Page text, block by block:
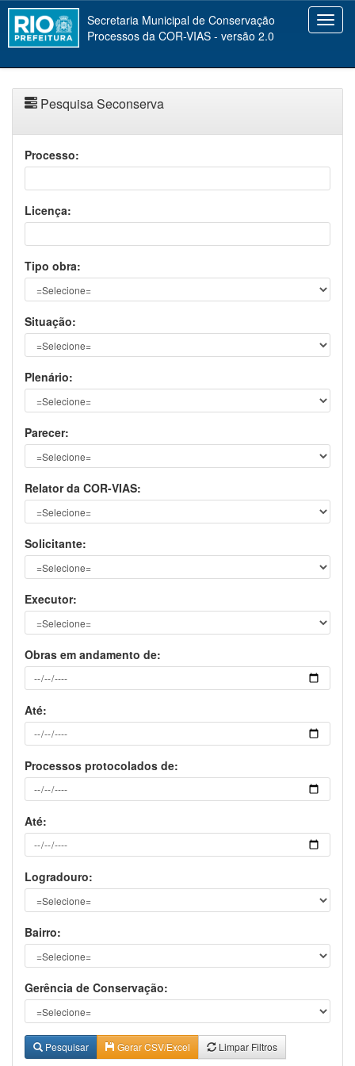
SecretariaMunicipaldeConservação
ProcessosdaCOR-VIAS-versão2.0
PesquisaSeconserva
Processo:
Licença:
Tipoobra:
Situação:
Plenário:
Parecer:
RelatordaCOR-VIAS:
Solicitante:
Executor:
Obrasemandamentode:
Até:
Processosprotocoladosde:
Até:
Logradouro:
Bairro:
GerênciadeConservação:
Pesquisar GerarCSV/Excel LimparFiltros